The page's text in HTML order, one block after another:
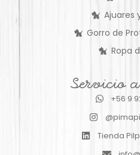
Ajuares
Gorro de
Ropa
Servicio
+56 9
Tienda